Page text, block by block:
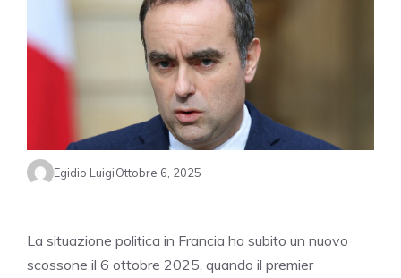
Egidio LuigiOttobre 6, 2025
La situazione politica in Francia ha subito un nuovo
scossone il 6 ottobre 2025, quando il premier